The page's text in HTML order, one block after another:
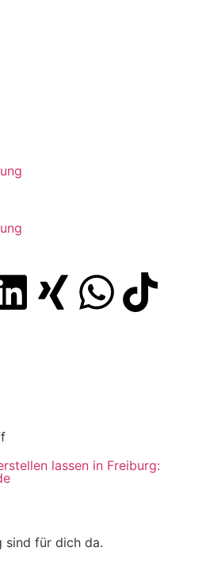
lassen in Freiburg:
sind für dich da.